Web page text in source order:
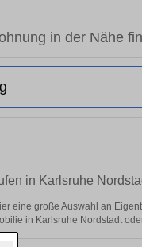
in der Nähe
in Karlsruhe
eine große Auswahl an
in Karlsruhe Nordstadt